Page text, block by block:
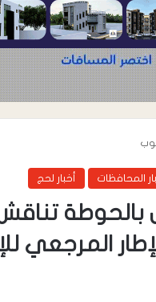
المحافظات أخبار لحج
المرجعي